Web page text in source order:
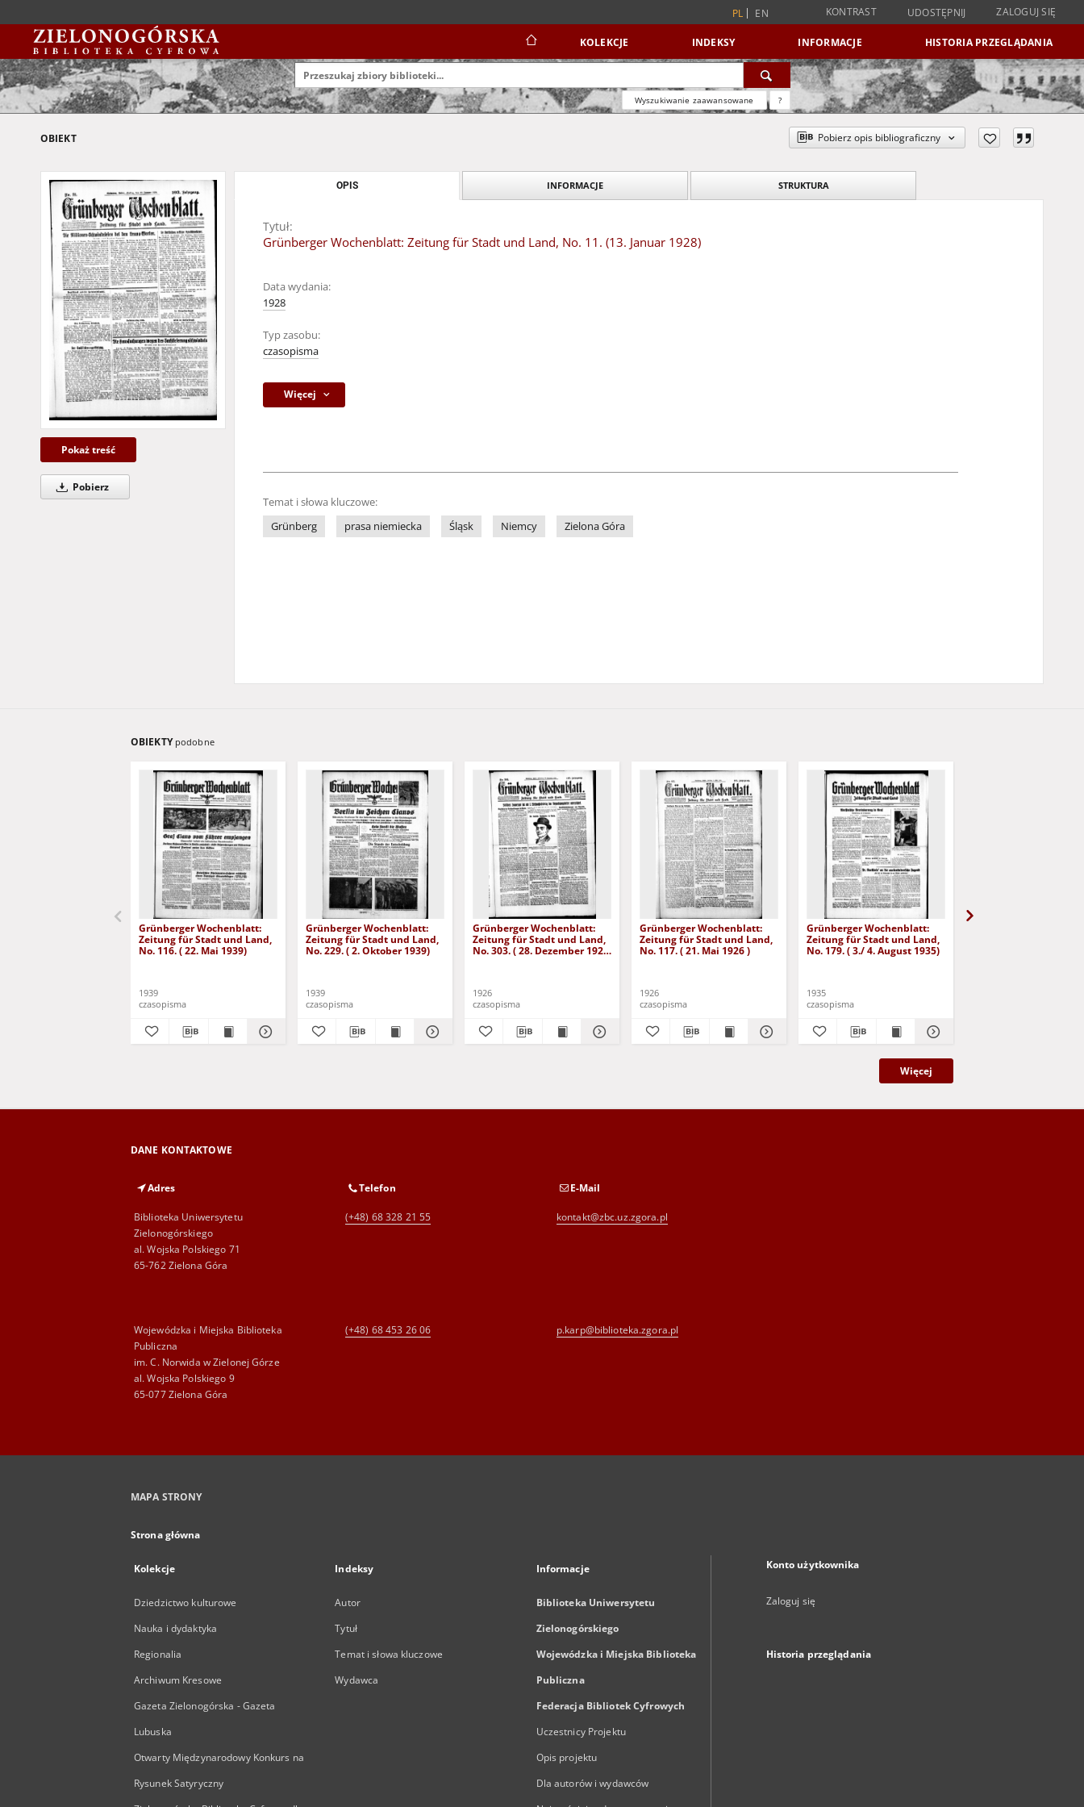
PL EN KONTRAST UDOSTĘPNIJ ZALOGUJ SIĘ
KOLEKCJE INDEKSY INFORMACJE HISTORIA PRZEGLĄDANIA
Wyszukiwanie zaawansowane ?
OBIEKT Pobierz opis bibliograficzny
Pokaż treść
Pobierz
OPIS INFORMACJE STRUKTURA
Tytuł:
Grünberger Wochenblatt: Zeitung für Stadt und Land, No. 11. (13. Januar 1928)
Data wydania:
1928
Typ zasobu:
czasopisma
Więcej
Temat i słowa kluczowe:
Grünberg
prasa niemiecka Śląsk Niemcy Zielona Góra
OBIEKTY podobne
Grünberger Wochenblatt:
Zeitung für Stadt und Land,
No. 116. ( 22. Mai 1939)
1939
czasopisma
Grünberger Wochenblatt:
Zeitung für Stadt und Land,
No. 229. ( 2. Oktober 1939)
1939
czasopisma
Grünberger Wochenblatt:
Zeitung für Stadt und Land,
No. 303. ( 28. Dezember 1926
1926
czasopisma
Grünberger Wochenblatt:
Zeitung für Stadt und Land,
No. 117. ( 21. Mai 1926 )
1926
czasopisma
Grünberger Wochenblatt:
Zeitung für Stadt und Land,
No. 179. ( 3./ 4. August 1935)
1935
czasopisma
Więcej
DANE KONTAKTOWE
Adres
Biblioteka Uniwersytetu
Zielonogórskiego
al. Wojska Polskiego 71
65-762 Zielona Góra
Telefon
(+48) 68 328 21 55
E-Mail
kontakt@zbc.uz.zgora.pl
Wojewódzka i Miejska Biblioteka
Publiczna
im. C. Norwida w Zielonej Górze
al. Wojska Polskiego 9
65-077 Zielona Góra
(+48) 68 453 26 06 p.karp@biblioteka.zgora.pl
MAPA STRONY
Strona główna
Kolekcje
Dziedzictwo kulturowe
Nauka i dydaktyka
Regionalia
Archiwum Kresowe
Gazeta Zielonogórska - Gazeta
Lubuska
Otwarty Międzynarodowy Konkurs na
Rysunek Satyryczny
Indeksy
Autor
Tytuł
Temat i słowa kluczowe
Wydawca
Informacje
Biblioteka Uniwersytetu
Zielonogórskiego
Wojewódzka i Miejska Biblioteka
Publiczna
Federacja Bibliotek Cyfrowych
Uczestnicy Projektu
Opis projektu
Dla autorów i wydawców
Konto użytkownika
Zaloguj się
Historia przeglądania